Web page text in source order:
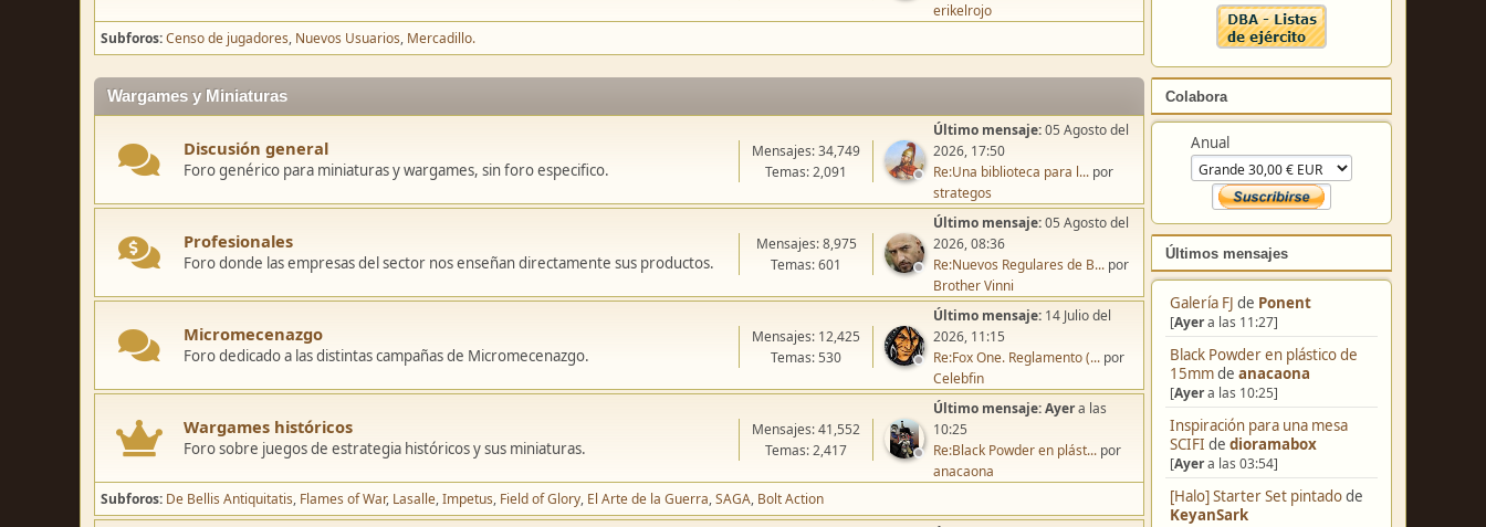
Colabora
Anual
Últimos mensajes
Galería FJ de Ponent
[Ayera las 11:27]
Black Powder en plástico de
15mmde anacaona
[Ayera las 10:25]
Inspiración para una mesa
SCIFI de dioramabox
[Ayera las 03:54]
[Halo] Starter Set pintadode
KeyanSark
erikelrojo
Subforos Censo de jugadores Nuevos Usuarios Mercadillo.
Wargames y Miniaturas
Discusión general
Foro genérico para miniaturas y wargames, sin foro especifico.
Mensajes: 34,749
Temas: 2,091
Último mensaje:05 Agosto del
2026, 17:50
Re:Una biblioteca para l... por
strategos
Profesionales
Foro donde las empresas del sector nos enseñan directamente sus productos.
Mensajes: 8,975
Temas: 601
Último mensaje:05 Agosto del
2026, 08:36
Re:Nuevos Regulares de B... por
Brother Vinni
Micromecenazgo
Foro dedicado a las distintas campañas de Micromecenazgo.
Mensajes: 12,425
Temas: 530
Último mensaje: 14 Julio del
2026, 11:15
Re:Fox One. Reglamento (... por
Celebfin
Wargames históricos
Foro sobre juegos de estrategia históricos y sus miniaturas.
Mensajes: 41,552
Temas: 2,417
Último mensaje:Ayera las
10:25
Re:Black Powder en plást... por
anacaona
Subforos De Bellis Antiquitatis Flames of War Lasalle Impetus Field of Glory El Arte de la Guerra SAGA Bolt Action